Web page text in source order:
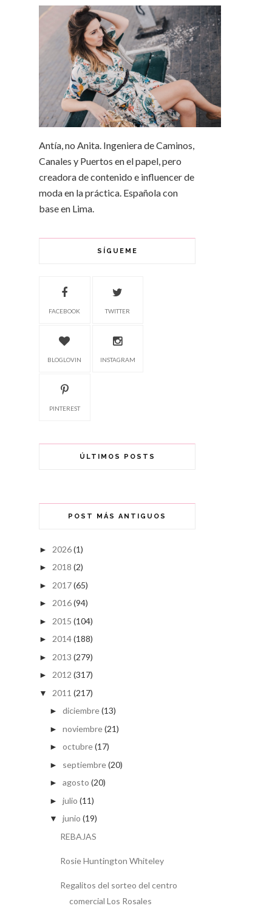
Antía, no Anita. Ingeniera de Caminos,
Canales y Puertos en el papel, pero
creadora de contenido e influencer de
moda en la práctica. Española con
base en Lima.
SÍGUEME
FACEBOOK TWITTER
BLOGLOVIN INSTAGRAM
PINTEREST
ÚLTIMOS POSTS
POST MÁS ANTIGUOS
► 2026(1)
► 2018 (2)
► 2017(65)
► 2016(94)
► 2015 (104)
► 2014(188)
► 2013 (279)
► 2012 (317)
▼ 2011 (217)
► diciembre(13)
► noviembre(21)
► octubre(17)
► septiembre(20)
► agosto (20)
► julio (11)
▼ junio (19)
REBAJAS
Rosie Huntington Whiteley
Regalitos del sorteo del centro
comercial Los Rosales